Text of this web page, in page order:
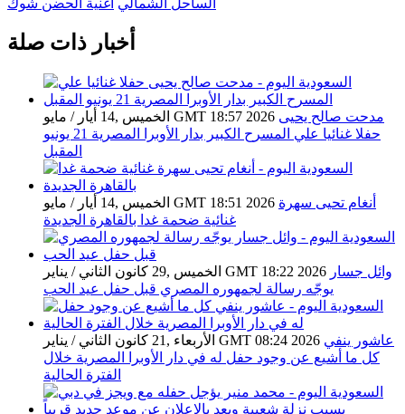
الساحل الشمالي أغنية الحضن شوك
أخبار ذات صلة
الخميس ,14 أيار / مايو GMT 18:57 2026 مدحت صالح يحيى
حفلا غنائيا علي المسرح الكبير بدار الأوبرا المصرية 21 يونيو
المقبل
الخميس ,14 أيار / مايو GMT 18:51 2026 أنغام تحيى سهرة
غنائية ضحمة غدا بالقاهرة الجديدة
الخميس ,29 كانون الثاني / يناير GMT 18:22 2026 وائل جسار
يوجّه رسالة لجمهوره المصري قبل حفل عيد الحب
الأربعاء ,21 كانون الثاني / يناير GMT 08:24 2026 عاشور ينفي
كل ما أشيع عن وجود حفل له في دار الأوبرا المصرية خلال
الفترة الحالية